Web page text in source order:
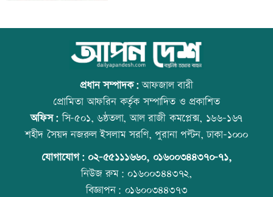
অস্থির বাজারে আজ স্বর্ণের ভরি কত
মেয়েদের আপত্তিকর ছবি তুলে বয়ফ্রেন্ডকে
পাঠাতেন ইবি ছাত্রী
উত্থান-পতনের বাজারে আজ স্বর্ণের ভরি কত
কোরআন-হাদিসে নামাজ না পড়ার শাস্তি
প্রধান সম্পাদক:আফজাল বারী
প্রোমিতা আফরিন কর্তৃক সম্পাদিত ও প্রকাশিত
অফিস:সি-৫০১, ৬ষ্ঠতলা, আল রাজী কমপ্লেক্স, ১৬৬-১৬৭
শহীদ সৈয়দ নজরুল ইসলাম সরণি, পুরানা পল্টন, ঢাকা-১০০০
যোগাযোগ: ০২-৫৫১১১৬৬০, ০১৬০০৩৪৪৩৭০-৭১,
নিউজ রুম:০১৬০০৩৪৪৩৭২,
বিজ্ঞাপন: ০১৬০০৩৪৪৩৭৩